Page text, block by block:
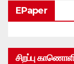
EPaper
சிறப்பு